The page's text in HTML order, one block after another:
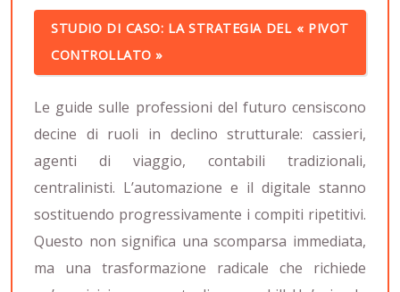
STUDIO DI CASO: LA STRATEGIA DEL « PIVOT
CONTROLLATO »
Le guide sulle professioni del futuro censiscono
decine di ruoli in declino strutturale: cassieri,
agenti di viaggio, contabili tradizionali,
centralinisti. L’automazione e il digitale stanno
sostituendo progressivamente i compiti ripetitivi.
Questo non significa una scomparsa immediata,
ma una trasformazione radicale che richiede